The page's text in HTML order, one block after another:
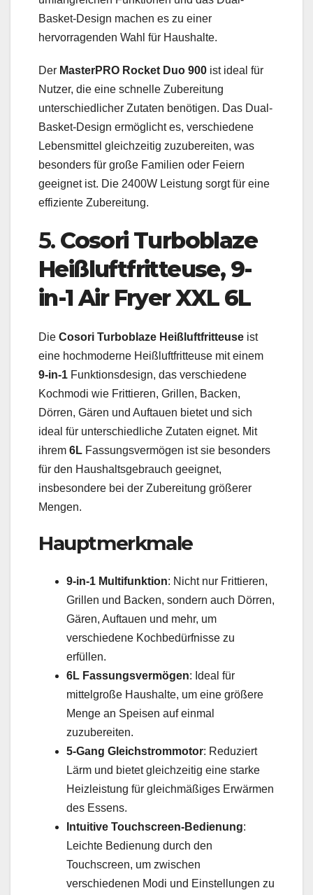
Basket-Design machen es zu einer
hervorragenden Wahl für Haushalte.
Der MasterPRO Rocket Duo 900 ist ideal für
Nutzer, die eine schnelle Zubereitung
unterschiedlicher Zutaten benötigen. Das Dual-
Basket-Design ermöglicht es, verschiedene
Lebensmittel gleichzeitig zuzubereiten, was
besonders für große Familien oder Feiern
geeignet ist. Die 2400W Leistung sorgt für eine
effiziente Zubereitung.
5. Cosori Turboblaze
Heißluftfritteuse, 9-
in-1 Air Fryer XXL 6L
Die Cosori Turboblaze Heißluftfritteuse ist
eine hochmoderne Heißluftfritteuse mit einem
9-in-1 Funktionsdesign, das verschiedene
Kochmodi wie Frittieren, Grillen, Backen,
Dörren, Gären und Auftauen bietet und sich
ideal für unterschiedliche Zutaten eignet. Mit
ihrem 6L Fassungsvermögen ist sie besonders
für den Haushaltsgebrauch geeignet,
insbesondere bei der Zubereitung größerer
Mengen.
Hauptmerkmale
9-in-1 Multifunktion: Nicht nur Frittieren,
Grillen und Backen, sondern auch Dörren,
Gären, Auftauen und mehr, um
verschiedene Kochbedürfnisse zu
erfüllen.
6L Fassungsvermögen: Ideal für
mittelgroße Haushalte, um eine größere
Menge an Speisen auf einmal
zuzubereiten.
5-Gang Gleichstrommotor: Reduziert
Lärm und bietet gleichzeitig eine starke
Heizleistung für gleichmäßiges Erwärmen
des Essens.
Intuitive Touchscreen-Bedienung:
Leichte Bedienung durch den
Touchscreen, um zwischen
verschiedenen Modi und Einstellungen zu